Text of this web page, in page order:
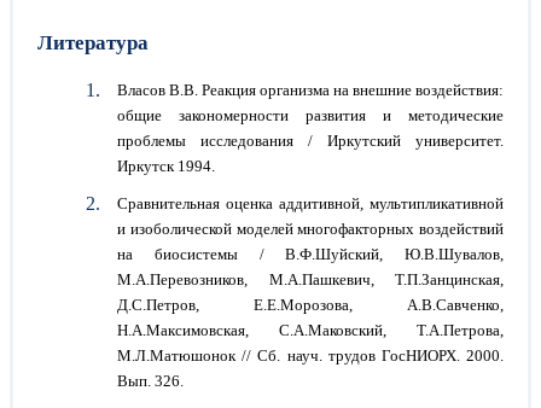
Литература
Власов В.В. Реакция организма на внешние воздействия:
общие закономерности развития и методические
проблемы исследования / Иркутский университет.
Иркутск 1994.
Сравнительная оценка аддитивной, мультипликативной
и изоболической моделей многофакторных воздействий
на биосистемы / В.Ф.Шуйский, Ю.В.Шувалов,
М.А.Перевозников, М.А.Пашкевич, Т.П.Занцинская,
Д.С.Петров, Е.Е.Морозова, А.В.Савченко,
Н.А.Максимовская, С.А.Маковский, Т.А.Петрова,
М.Л.Матюшонок // Сб. науч. трудов ГосНИОРХ. 2000.
Вып. 326.